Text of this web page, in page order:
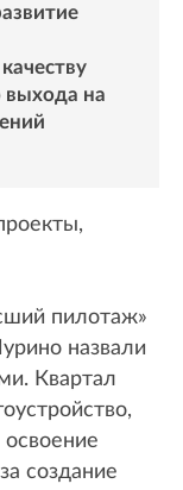
на
пилотаж»
назвали
Квартал
создание